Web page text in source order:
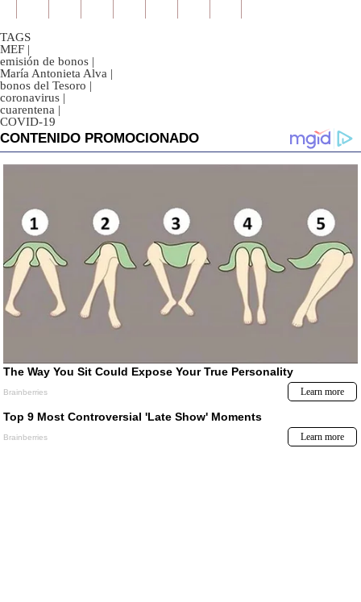
TAGS
MEF |
emisión de bonos |
María Antonieta Alva |
bonos del Tesoro |
coronavirus |
cuarentena |
COVID-19